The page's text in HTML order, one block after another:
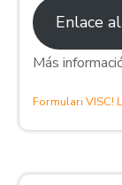
Enlace
Más
Formulari VISC!